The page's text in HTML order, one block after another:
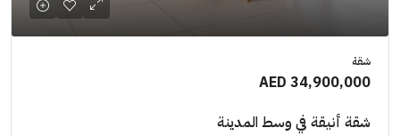
شقة
AED 34,900,000
شقة أنيقة في وسط المدينة